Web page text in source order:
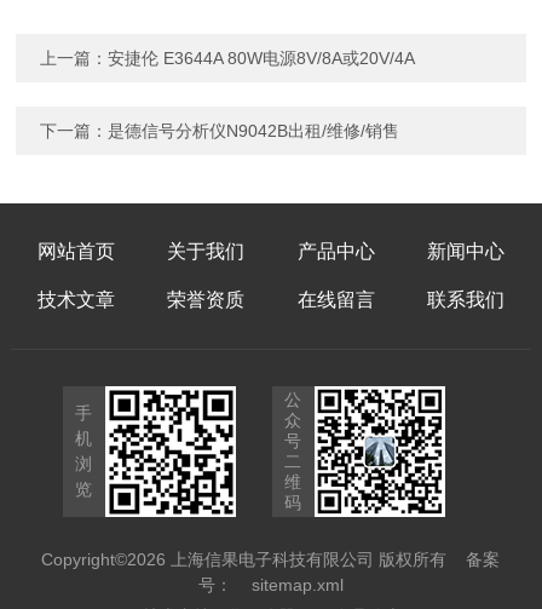
上一篇：安捷伦 E3644A 80W电源8V/8A或20V/4A
下一篇：是德信号分析仪N9042B出租/维修/销售
网站首页 关于我们 产品中心 新闻中心
技术文章 荣誉资质 在线留言 联系我们
手
机
浏
览
公
众
号
二
维
码
Copyright©2026 上海信果电子科技有限公司 版权所有备案
号：
sitemap.xml